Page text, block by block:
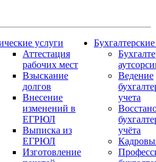
услуги
Аттестация
рабочих мест
Взыскание
долгов
Внесение
изменений в
ЕГРЮЛ
Выписка из
ЕГРЮЛ
Изготовление
Ведение
учета
учёта